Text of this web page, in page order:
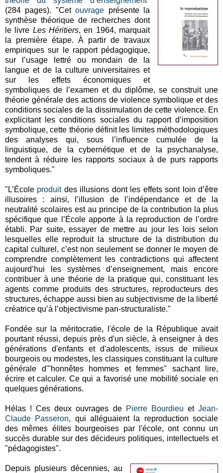
(284 pages). "Cetouvrage présente la
synthèse théorique de recherches dont
le livre Les Héritiers, en 1964, marquait
la première étape. À partir de travaux
empiriques sur le rapport pédagogique,
sur l’usage lettré ou mondain de la
langue et de la culture universitaires et
sur les effets économiques et
symboliques de l’examen et du diplôme, se construit une
théorie générale des actions de violence symbolique et des
conditions sociales de la dissimulation de cette violence. En
explicitant les conditions sociales du rapport d’imposition
symbolique, cette théorie définit les limites méthodologiques
des analyses qui, sous l’influence cumulée de la
linguistique, de la cybernétique et de la psychanalyse,
tendent à réduire les rapports sociaux à de purs rapports
symboliques."
"L’École produitdes illusions dont les effets sont loin d’être
illusoires : ainsi, l’illusion de l’indépendance et de la
neutralité scolaires est au principe de la contribution la plus
spécifique que l’École apporte à la reproduction de l’ordre
établi. Par suite, essayer de mettre au jour les lois selon
lesquelles elle reproduit la structure de la distribution du
capital culturel, c’est non seulement se donner le moyen de
comprendre complètement les contradictions qui affectent
aujourd’hui les systèmes d’enseignement, mais encore
contribuer à une théorie de la pratique qui, constituant les
agents comme produits des structures, reproducteurs des
structures, échappe aussi bien au subjectivisme de la liberté
créatrice qu’à l’objectivisme pan-structuraliste."
Fondée sur la méritocratie, l'école de la République avait
pourtant réussi, depuis près d'un siècle, à enseigner à des
générations d'enfants et d'adolescents, issus de milieux
bourgeois ou modestes, les classiques constituant la culture
générale d'"honnêtes hommes et femmes" sachant lire,
écrire et calculer. Ce qui a favorisé une mobilité sociale en
quelques générations.
Hélas ! Ces deux ouvrages de Pierre Bourdieu etJean-
Claude Passeron, qui alléguaient la reproduction sociale
des mêmes élites bourgeoises par l'école, ont connu un
succès durable sur des décideurs politiques, intellectuels et
"pédagogistes".
Depuis plusieurs décennies, au